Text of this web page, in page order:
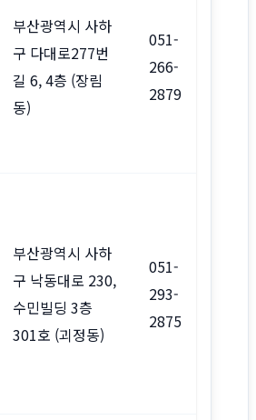
부산광역시 사하
구 다대로277번
길 6, 4층 (장림
동)
051-
266-
2879
부산광역시 사하
구 낙동대로 230,
수민빌딩 3층
301호 (괴정동)
051-
293-
2875